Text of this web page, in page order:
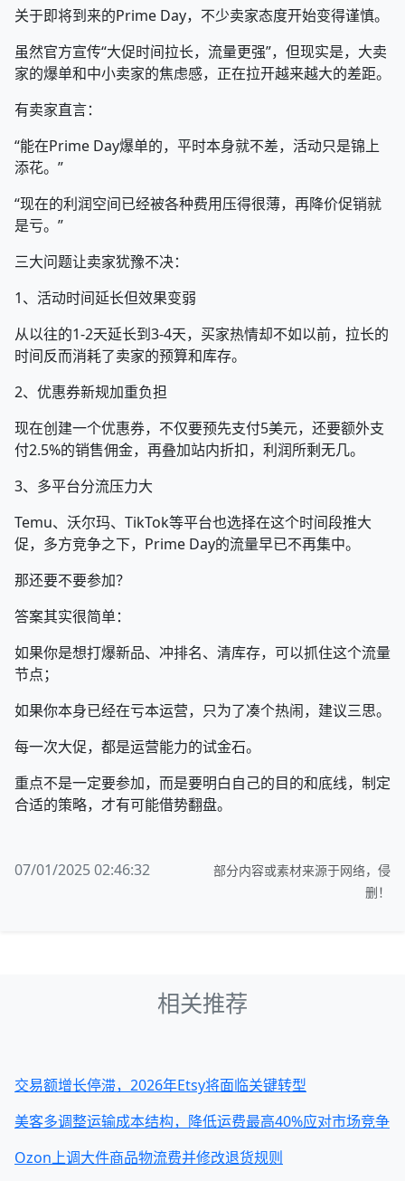
关于即将到来的Prime Day，不少卖家态度开始变得谨慎。
虽然官方宣传“大促时间拉长，流量更强”，但现实是，大卖
家的爆单和中小卖家的焦虑感，正在拉开越来越大的差距。
有卖家直言：
“能在Prime Day爆单的，平时本身就不差，活动只是锦上
添花。”
“现在的利润空间已经被各种费用压得很薄，再降价促销就
是亏。”
三大问题让卖家犹豫不决：
1、活动时间延长但效果变弱
从以往的1-2天延长到3-4天，买家热情却不如以前，拉长的
时间反而消耗了卖家的预算和库存。
2、优惠券新规加重负担
现在创建一个优惠券，不仅要预先支付5美元，还要额外支
付2.5%的销售佣金，再叠加站内折扣，利润所剩无几。
3、多平台分流压力大
Temu、沃尔玛、TikTok等平台也选择在这个时间段推大
促，多方竞争之下，Prime Day的流量早已不再集中。
那还要不要参加？
答案其实很简单：
如果你是想打爆新品、冲排名、清库存，可以抓住这个流量
节点；
如果你本身已经在亏本运营，只为了凑个热闹，建议三思。
每一次大促，都是运营能力的试金石。
重点不是一定要参加，而是要明白自己的目的和底线，制定
合适的策略，才有可能借势翻盘。
07/01/2025 02:46:32
部分内容或素材来源于网络，侵
删！
相关推荐
交易额增长停滞，2026年Etsy将面临关键转型
美客多调整运输成本结构，降低运费最高40%应对市场竞争
Ozon上调大件商品物流费并修改退货规则